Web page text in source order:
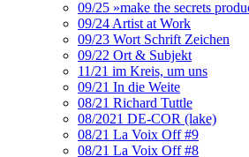
09/25 »make the secrets
09/24 Artist at Work
09/23 Wort Schrift Zeichen
09/22 Ort & Subjekt
11/21 im Kreis, um uns
09/21 In die Weite
08/21 Richard Tuttle
08/2021 DE-COR (lake)
08/21 La Voix Off #9
08/21 La Voix Off #8